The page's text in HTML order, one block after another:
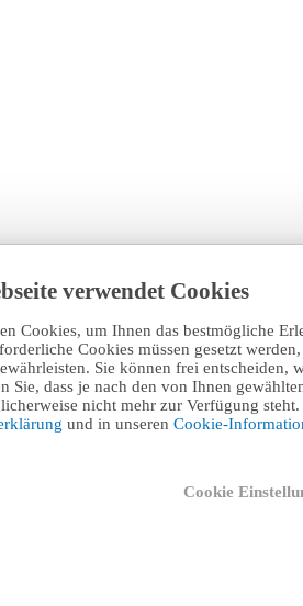
verwendet Cookies
Cookies, um Ihnen das bestmögliche
Cookies müssen gesetzt
Sie können frei entscheiden,
Sie, dass je nach den von Ihnen
nicht mehr zur Verfügung
und in unseren Cookie-
Cookie